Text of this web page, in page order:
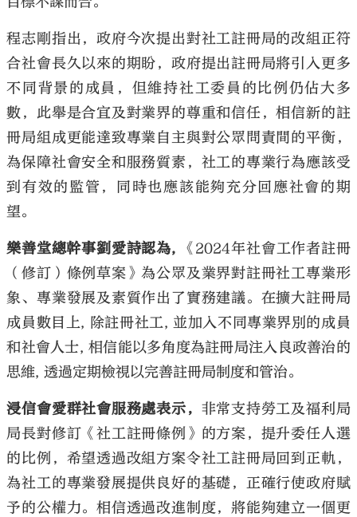
程志剛指出，政府今次提出對社工註冊局的改組正符
合社會長久以來的期盼，政府提出註冊局將引入更多
不同背景的成員，但維持社工委員的比例仍佔大多
數，此舉是合宜及對業界的尊重和信任，相信新的註
冊局組成更能達致專業自主與對公眾問責間的平衡，
為保障社會安全和服務質素，社工的專業行為應該受
到有效的監管，同時也應該能夠充分回應社會的期
望。
樂善堂總幹事劉愛詩認為,《2024年社會工作者註冊
（修訂）條例草案》為公眾及業界對註冊社工專業形
象、專業發展及素質作出了實務建議。在擴大註冊局
成員數目上, 除註冊社工, 並加入不同專業界別的成員
和社會人士, 相信能以多角度為註冊局注入良政善治的
思維, 透過定期檢視以完善註冊局制度和管治。
浸信會愛群社會服務處表示， 非常支持勞工及福利局
局長對修訂《社工註冊條例》的方案，提升委任人選
的比例，希望透過改組方案令社工註冊局回到正軌，
為社工的專業發展提供良好的基礎，正確行使政府賦
予的公權力。相信透過改進制度，將能夠建立一個更